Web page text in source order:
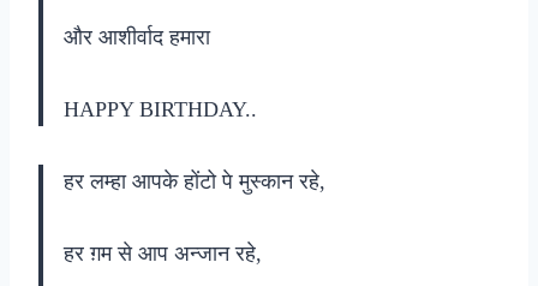
और आशीर्वाद हमारा
HAPPY BIRTHDAY..
हर लम्हा आपके होंटो पे मुस्कान रहे,
हर ग़म से आप अन्जान रहे,